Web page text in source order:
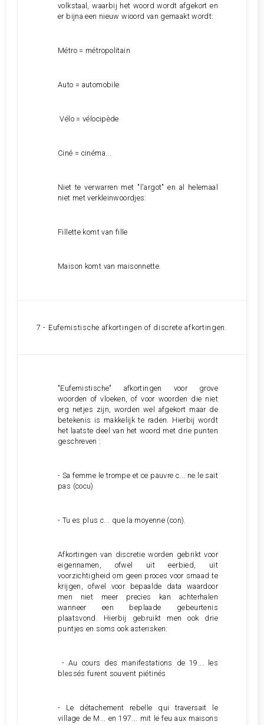
volkstaal, waarbij het woord wordt afgekort en
er bijna een nieuw wioord van gemaakt wordt:
Métro = métropolitain
Auto = automobile
Vélo = vélocipède
Ciné = cinéma...
Niet te verwarren met "l'argot" en al helemaal
niet met verkleinwoordjes:
Fillette komt van fille
Maison komt van maisonnette.
7 - Eufemistische afkortingen of discrete afkortingen.
"Eufemistische" afkortingen voor grove
woorden of vloeken, of voor woorden die niet
erg netjes zijn, worden wel afgekort maar de
betekenis is makkelijk te raden. Hierbij wordt
het laatste deel van het woord met drie punten
geschreven :
- Sa femme le trompe et ce pauvre c... ne le sait
pas (cocu)
- Tu es plus c... que la moyenne (con).
Afkortingen van discretie worden gebrikt voor
eigennamen, ofwel uit eerbied, uit
voorzichtigheid om geen proces voor smaad te
krijgen, ofwel voor bepaalde data waardoor
men niet meer precies kan achterhalen
wanneer een beplaade gebeurtenis
plaatsvond. Hierbij gebruikt men ook drie
puntjes en soms ook asterisken:
- Au cours des manifestations de 19... les
blessés furent souvent piétinés
- Le détachement rebelle qui traversait le
village de M... en 197... mit le feu aux maisons